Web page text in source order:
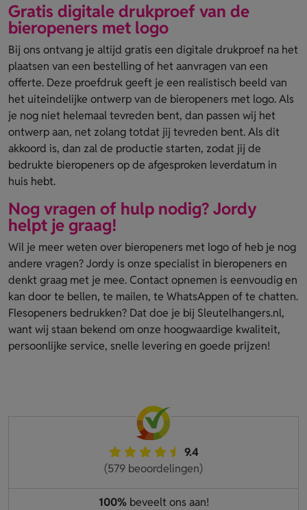
Gratis digitale drukproef van de
bieropeners met logo
Bij ons ontvang je altijd gratis een digitale drukproef na het
plaatsen van een bestelling of het aanvragen van een
offerte. Deze proefdruk geeft je een realistisch beeld van
het uiteindelijke ontwerp van de bieropeners met logo. Als
je nog niet helemaal tevreden bent, dan passen wij het
ontwerp aan, net zolang totdat jij tevreden bent. Als dit
akkoord is, dan zal de productie starten, zodat jij de
bedrukte bieropeners op de afgesproken leverdatum in
huis hebt.
Nog vragen of hulp nodig? Jordy
helpt je graag!
Wil je meer weten over bieropeners met logo of heb je nog
andere vragen? Jordy is onze specialist in bieropeners en
denkt graag met je mee. Contact opnemen is eenvoudig en
kan door te bellen, te mailen, te WhatsAppen of te chatten.
Flesopeners bedrukken? Dat doe je bij Sleutelhangers.nl,
want wij staan bekend om onze hoogwaardige kwaliteit,
persoonlijke service, snelle levering en goede prijzen!
9.4
(579 beoordelingen)
100%beveelt ons aan!